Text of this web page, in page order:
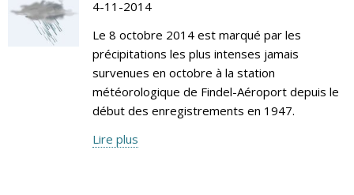
4-11-2014
Le 8 octobre 2014 est marqué par les
précipitations les plus intenses jamais
survenues en octobre à la station
météorologique de Findel-Aéroport depuis le
début des enregistrements en 1947.
Lire plus